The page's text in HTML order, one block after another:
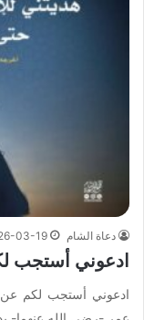
دعاة الشام 03-19
ادعوني أستجب
ادعوني أستجب لكم